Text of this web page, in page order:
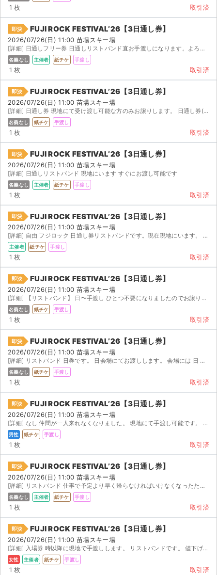
サイト情報
チケットジャム運営会社
チケットジャム利用規約
プライバシーポリシー
特定商取引法に基づく表記
公演登録依頼
不正転売禁止法について
チケットジャムの取り組み
音楽情報
1 枚 取引済
即決 FUJI ROCK FESTIVAL’26【3日通し券】
2026/07/26(日) 11:00 苗場スキー場
[詳細] 日通しフリー券 日通しリストバンド直お手渡しになります。よろしくお願いします。
名義なし 主催者 紙チケ 手渡し
1 枚 取引済
即決 FUJI ROCK FESTIVAL’26【3日通し券】
2026/07/26(日) 11:00 苗場スキー場
[詳細] 日通し券 現地にて受け渡し可能な方のみお譲りします。 日通し券(リストバンド)です。
名義なし 紙チケ 手渡し
1 枚 取引済
即決 FUJI ROCK FESTIVAL’26【3日通し券】
2026/07/26(日) 11:00 苗場スキー場
[詳細] 日通しリストバンド 現地にいます すぐにお渡し可能です
名義なし 主催者 紙チケ 手渡し
1 枚 取引済
即決 FUJI ROCK FESTIVAL’26【3日通し券】
2026/07/26(日) 11:00 苗場スキー場
[詳細] 自由 フジロック 日通し券リストバンドです。現在現地にいます。 現地で手渡しします。
主催者 紙チケ 手渡し
1 枚 取引済
即決 FUJI ROCK FESTIVAL’26【3日通し券】
2026/07/26(日) 11:00 苗場スキー場
[詳細] 【リストバンド】 日〜手渡し ひとつ不要になりましたのでお譲りしたいと思います。 日現...
名義なし 紙チケ 手渡し
1 枚 取引済
即決 FUJI ROCK FESTIVAL’26【3日通し券】
2026/07/26(日) 11:00 苗場スキー場
[詳細] リストバンド 日券です。 日会場にてお渡しします。 会場には 日 時から 日深夜 時...
名義なし 紙チケ 手渡し
1 枚 取引済
即決 FUJI ROCK FESTIVAL’26【3日通し券】
2026/07/26(日) 11:00 苗場スキー場
[詳細] なし 仲間が一人来れなくなりました。 現地にて手渡し可能です。 如何でしょうか？
男性 紙チケ 手渡し
1 枚 取引済
即決 FUJI ROCK FESTIVAL’26【3日通し券】
2026/07/26(日) 11:00 苗場スキー場
[詳細] リストバンド 仕事で予定より早く帰らなければいけなくなったため、出品いたします。 / (...
名義なし 主催者 紙チケ 手渡し
1 枚 取引済
即決 FUJI ROCK FESTIVAL’26【3日通し券】
2026/07/26(日) 11:00 苗場スキー場
[詳細] 入場券 時以降に現地で手渡しします。 リストバンドです。 値下げ交渉可能
女性 主催者 紙チケ 手渡し
1 枚 取引済